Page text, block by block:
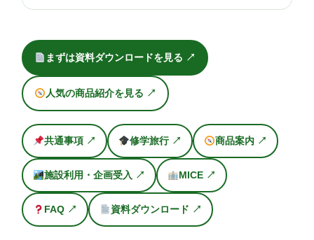
まずは資料ダウンロードを見る ↗
人気の商品紹介を見る ↗
共通事項 ↗ 修学旅行 ↗ 商品案内 ↗
施設利用・企画受入 ↗ MICE ↗
FAQ ↗ 資料ダウンロード ↗